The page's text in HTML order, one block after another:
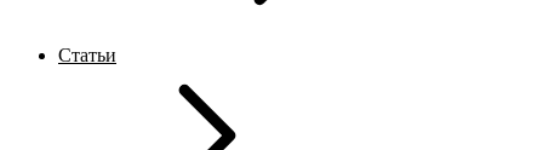
Статьи